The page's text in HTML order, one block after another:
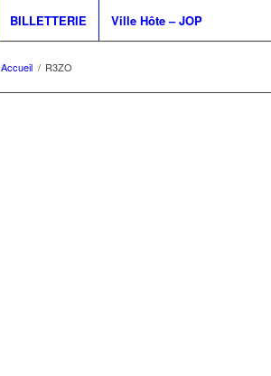
BILLETTERIE Ville Hôte – JOP
Accueil / R3ZO